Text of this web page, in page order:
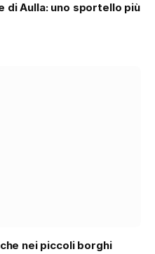
di Aulla: uno sportello più
nei piccoli borghi